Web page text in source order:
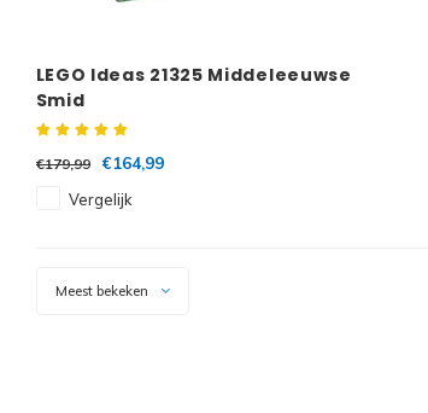
LEGO Ideas 21325 Middeleeuwse
Smid
€179,99
€164,99
Vergelijk
Meest bekeken